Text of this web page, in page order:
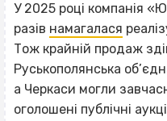
У 2025 році компанія
разів намагалася
Тож крайній продаж
Руськополянська
а Черкаси могли
оголошені публічні